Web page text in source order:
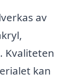
av
Kvaliteten
kan